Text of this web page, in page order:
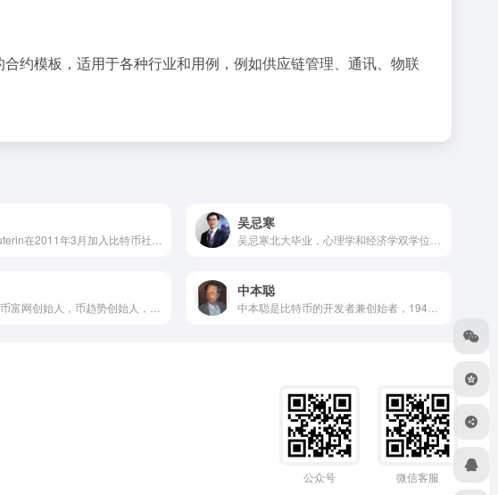
约模板，适用于各种行业和用例，例如供应链管理、通讯、物联
吴忌寒
中本聪
公众号 微信客服